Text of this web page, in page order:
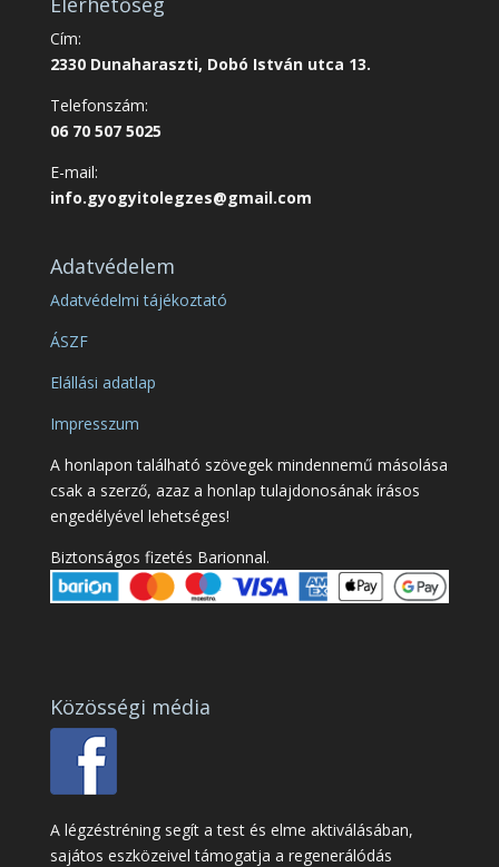
Cím:
2330 Dunaharaszti, Dobó István utca 13.
Telefonszám:
06 70 507 5025
E-mail:
info.gyogyitolegzes@gmail.com
Adatvédelem
Adatvédelmi tájékoztató
ÁSZF
Elállási adatlap
Impresszum
A honlapon található szövegek mindennemű másolása
csak a szerző, azaz a honlap tulajdonosának írásos
engedélyével lehetséges!
Biztonságos fizetés Barionnal.
Közösségi média
A légzéstréning segít a test és elme aktiválásában,
sajátos eszközeivel támogatja a regenerálódás